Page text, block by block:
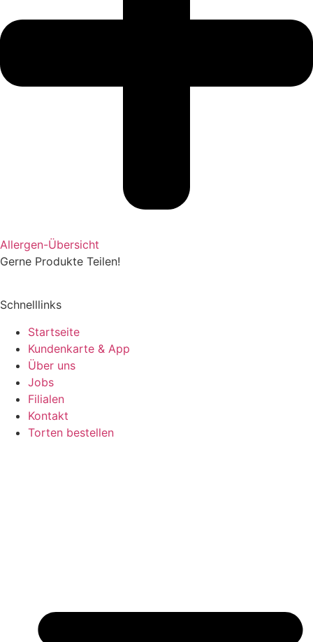
Allergen-Übersicht
Gerne Produkte Teilen!
Schnelllinks
Startseite
Kundenkarte & App
Über uns
Jobs
Filialen
Kontakt
Torten bestellen